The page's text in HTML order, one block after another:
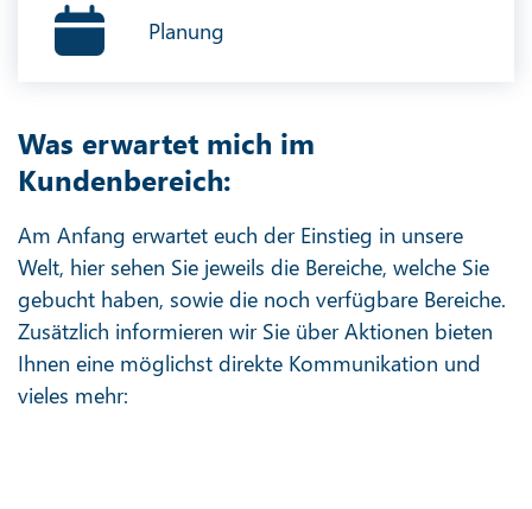
Planung
Was erwartet mich im
Kundenbereich:
Am Anfang erwartet euch der Einstieg in unsere
Welt, hier sehen Sie jeweils die Bereiche, welche Sie
gebucht haben, sowie die noch verfügbare Bereiche.
Zusätzlich informieren wir Sie über Aktionen bieten
Ihnen eine möglichst direkte Kommunikation und
vieles mehr: